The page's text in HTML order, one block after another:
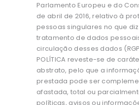
Parlamento Europeu e do
de abril de 2016, relativo à
pessoas singulares no que
tratamento de dados
circulação desses dados
POLÍTICA reveste-se de
abstrato, pelo que a
prestada pode ser
afastada, total ou
políticas, avisos ou